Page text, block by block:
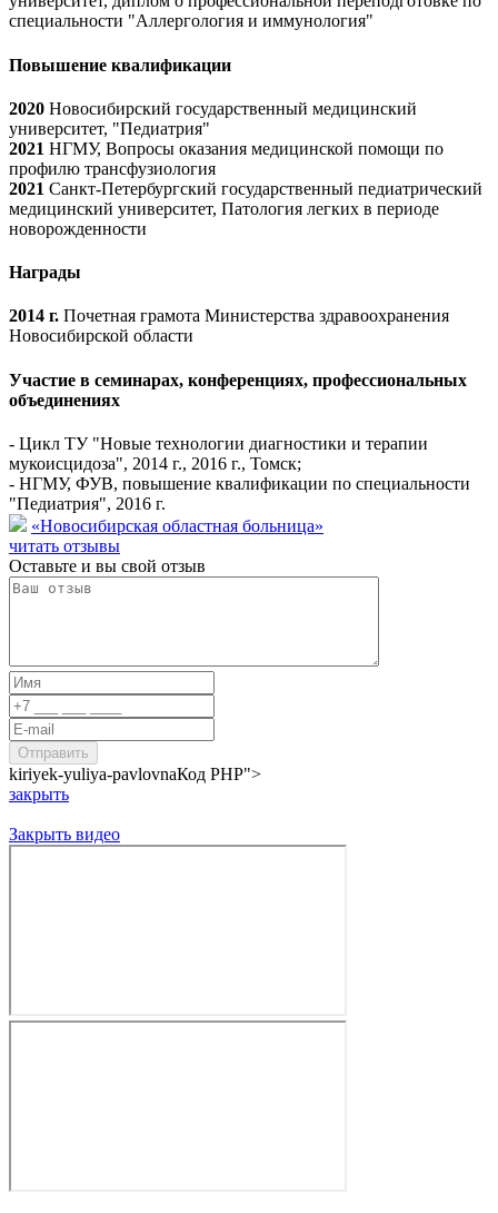
специальности "Аллергология и иммунология"
Повышение квалификации
2020 Новосибирский государственный медицинский
университет, "Педиатрия"
2021 НГМУ, Вопросы оказания медицинской помощи по
профилю трансфузиология
2021 Санкт-Петербургский государственный педиатрический
медицинский университет, Патология легких в периоде
новорожденности
Награды
2014 г. Почетная грамота Министерства здравоохранения
Новосибирской области
Участие в семинарах, конференциях, профессиональных
объединениях
- Цикл ТУ "Новые технологии диагностики и терапии
мукоисцидоза", 2014 г., 2016 г., Томск;
- НГМУ, ФУВ, повышение квалификации по специальности
"Педиатрия", 2016 г.
«Новосибирская областная больница»
читать отзывы
Оставьте и вы свой отзыв
kiriyek-yuliya-pavlovnaКод PHP">
закрыть
Закрыть видео